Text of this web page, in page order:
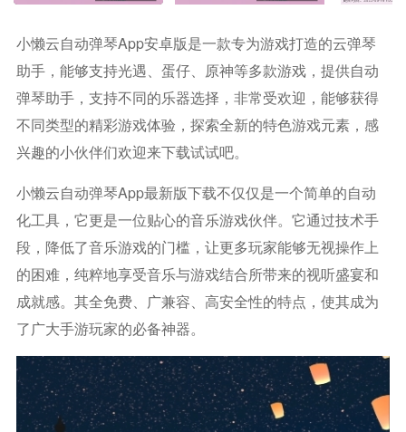
小懒云自动弹琴app安卓版是一款专为游戏打造的云弹琴
助手，能够支持光遇、蛋仔、原神等多款游戏，提供自动
弹琴助手，支持不同的乐器选择，非常受欢迎，能够获得
不同类型的精彩游戏体验，探索全新的特色游戏元素，感
兴趣的小伙伴们欢迎来下载试试吧。
小懒云自动弹琴app最新版下载不仅仅是一个简单的自动
化工具，它更是一位贴心的音乐游戏伙伴。它通过技术手
段，降低了音乐游戏的门槛，让更多玩家能够无视操作上
的困难，纯粹地享受音乐与游戏结合所带来的视听盛宴和
成就感。其全免费、广兼容、高安全性的特点，使其成为
了广大手游玩家的必备神器。